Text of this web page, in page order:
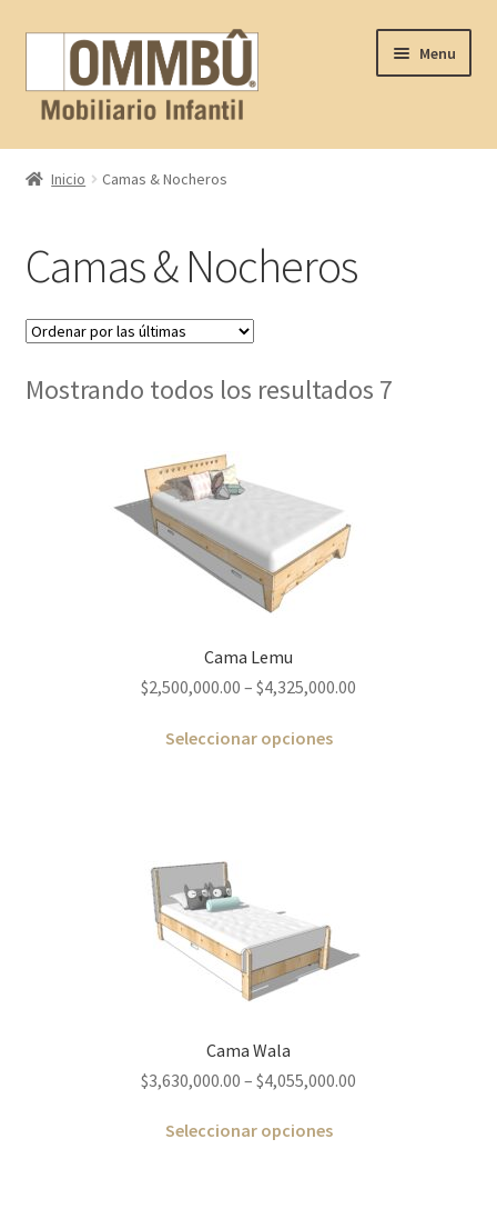
Skip
navigation
Skip
content
Menu
Inicio
FAQ
Nosotros
Productos
Inicio Camas & Nocheros
Camas & Nocheros
Mostrando todos los resultados 7
Cama Lemu
$2,500,000.00 – $4,325,000.00
Seleccionar opciones
Cama Wala
$3,630,000.00 – $4,055,000.00
Seleccionar opciones